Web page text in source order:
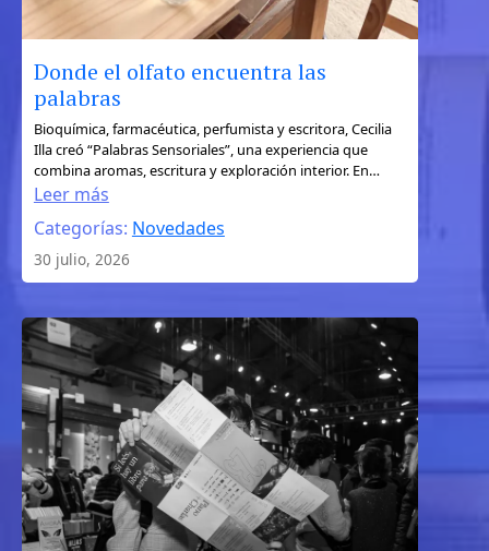
Donde el olfato encuentra las
palabras
Bioquímica, farmacéutica, perfumista y escritora, Cecilia
Illa creó “Palabras Sensoriales”, una experiencia que
combina aromas, escritura y exploración interior. En…
Leer más
:
Donde
el
olfato
encuentra
las
palabras
Categorías: Novedades
30 julio, 2026